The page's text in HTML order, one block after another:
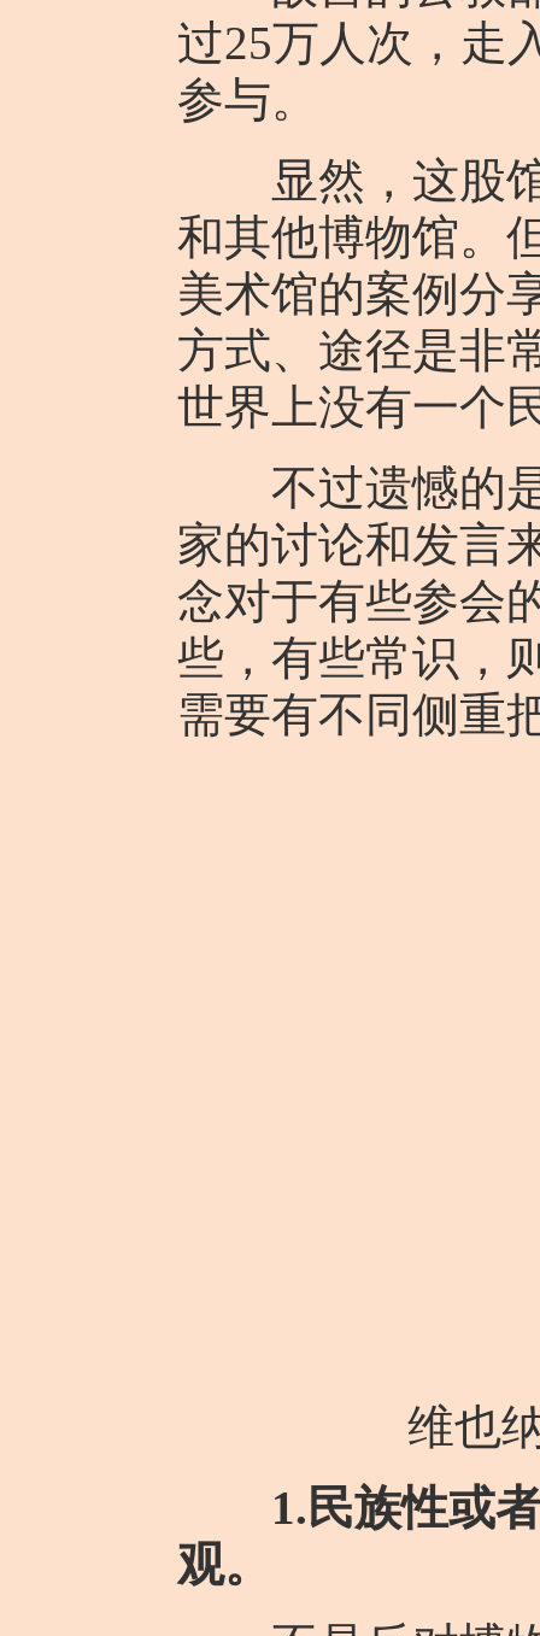
过25万人次，走
参与。
显然，这股馆
和其他博物馆。
美术馆的案例分
方式、途径是非
世界上没有一个
不过遗憾的是
家的讨论和发言
念对于有些参会
些，有些常识，
需要有不同侧重
维也
1.民族性或
观。